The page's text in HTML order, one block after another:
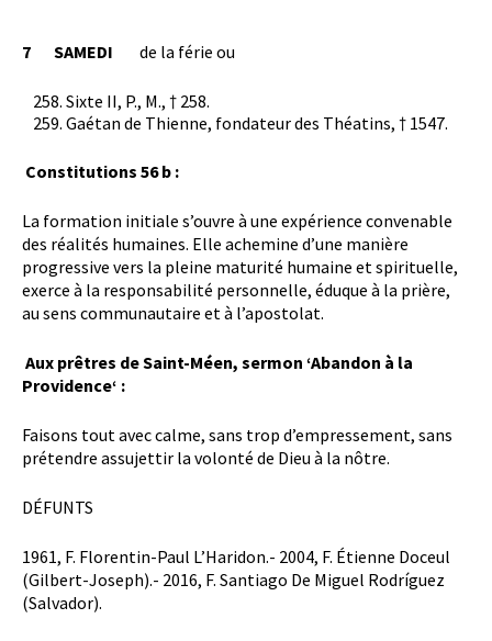
7 SAMEDI de la férie ou
Sixte II, P., M., † 258.
Gaétan de Thienne, fondateur des Théatins, † 1547.
Constitutions 56 b :
La formation initiale s’ouvre à une expérience convenable
des réalités humaines. Elle achemine d’une manière
progressive vers la pleine maturité humaine et spirituelle,
exerce à la responsabilité personnelle, éduque à la prière,
au sens communautaire et à l’apostolat.
Aux prêtres de Saint-Méen, sermon ‘Abandon à la
Providence‘ :
Faisons tout avec calme, sans trop d’empressement, sans
prétendre assujettir la volonté de Dieu à la nôtre.
DÉFUNTS
1961, F. Florentin-Paul L’Haridon.- 2004, F. Étienne Doceul
(Gilbert-Joseph).- 2016, F. Santiago De Miguel Rodríguez
(Salvador).